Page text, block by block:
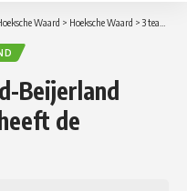
Waard > Hoeksche Waard > 3 teams van OSV Oud-Beijerland kampioen, de jeugd heeft de toekomst
Beijerland
de